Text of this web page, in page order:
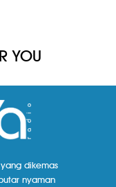
YOU
dikemas
nyaman